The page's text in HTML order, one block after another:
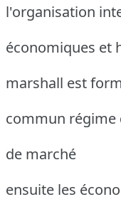
l'organisation
économiques et
marshall est
commun régime
de marché
ensuite les